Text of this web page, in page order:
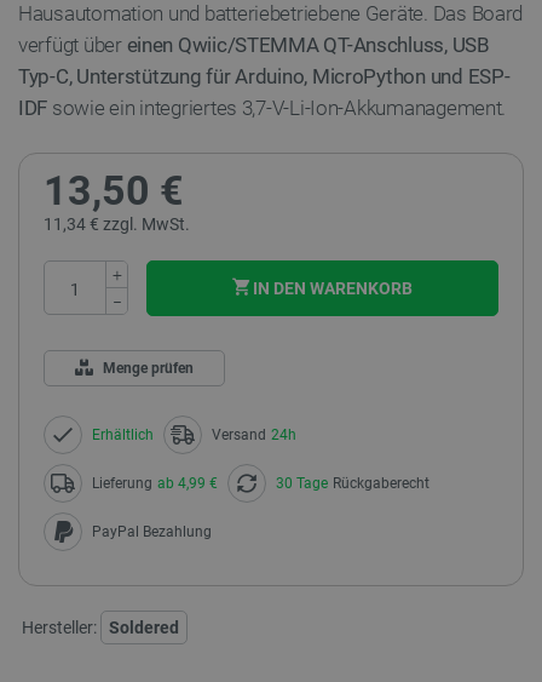
Hausautomation und batteriebetriebene Geräte. Das Board
verfügt über einen Qwiic/STEMMA QT-Anschluss, USB
Typ-C, Unterstützung für Arduino, MicroPython und ESP-
IDF sowie ein integriertes 3,7-V-Li-Ion-Akkumanagement.
13,50 €
11,34 € zzgl. MwSt.
+
−
IN DEN WARENKORB
Menge prüfen
Erhältlich Versand 24h
Lieferung ab 4,99 € 30 Tage Rückgaberecht
PayPal Bezahlung
Hersteller: Soldered